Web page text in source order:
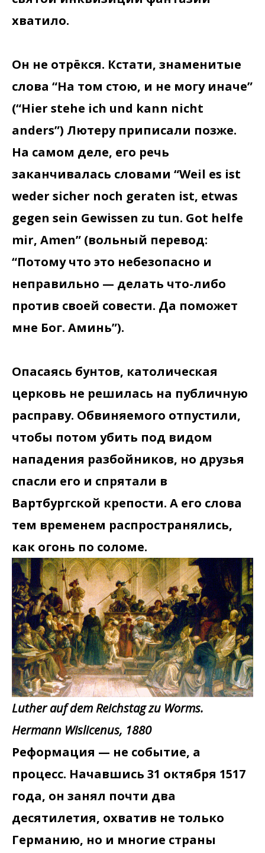
хватило.
Он не отрёкся. Кстати, знаменитые
слова “На том стою, и не могу иначе”
(“Hier stehe ich und kann nicht
anders”) Лютеру приписали позже.
На самом деле, его речь
заканчивалась словами “Weil es ist
weder sicher noch geraten ist, etwas
gegen sein Gewissen zu tun. Got helfe
mir, Amen” (вольный перевод:
“Потому что это небезопасно и
неправильно — делать что-либо
против своей совести. Да поможет
мне Бог. Аминь”).
Опасаясь бунтов, католическая
церковь не решилась на публичную
расправу. Обвиняемого отпустили,
чтобы потом убить под видом
нападения разбойников, но друзья
спасли его и спрятали в
Вартбургской крепости. А его слова
тем временем распространялись,
как огонь по соломе.
Luther auf dem Reichstag zu Worms.
Hermann Wislicenus, 1880
Реформация — не событие, а
процесс. Начавшись 31 октября 1517
года, он занял почти два
десятилетия, охватив не только
Германию, но и многие страны